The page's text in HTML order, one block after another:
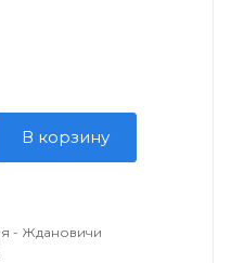
В корзину
- Ждановичи